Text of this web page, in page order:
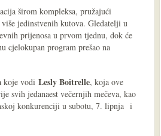
širom kompleksa, pružajući
jedinstvenih kutova. Gledatelji u
prijenosa u prvom tjednu, dok će
cjelokupan program prešao na
koje vodi Lesly Boitrelle, koja ove
svih jedanaest večernjih mečeva, kao
konkurenciji u subotu, 7. lipnja i